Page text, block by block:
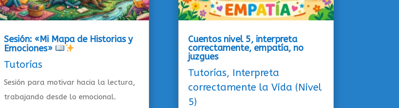
Sesión: «Mi Mapa de Historias y
Emociones»
Tutorías
Sesión para motivar hacia la lectura,
trabajando desde lo emocional.
Cuentos nivel 5, interpreta
correctamente, empatía, no
juzgues
Tutorías, Interpreta
correctamente la Vida (Nivel
5)